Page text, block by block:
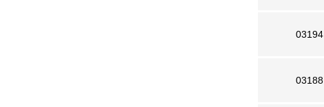
03194
03188